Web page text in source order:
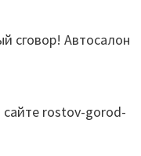
сговор! Автосалон
сайте rostov-gorod-